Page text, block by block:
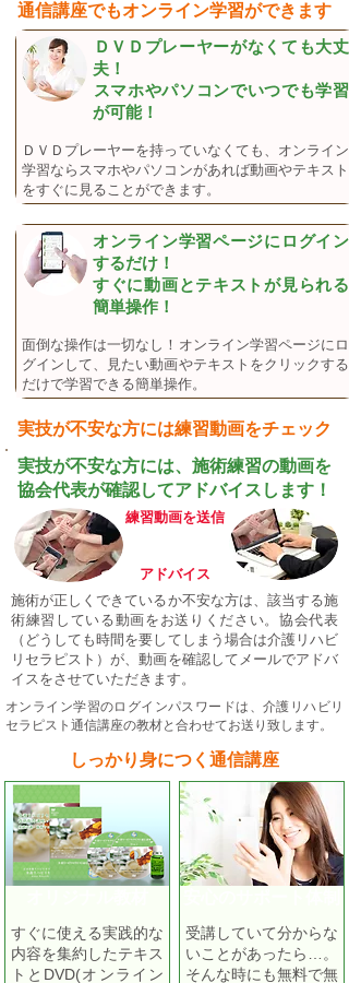
通信講座でもオンライン学習ができます
​ＤＶＤプレーヤーがなくても大丈
夫！
​スマホやパソコンでいつでも学習
が可能！
ＤＶＤプレーヤーを持っていなくても、オンライン
学習ならスマホやパソコンがあれば動画やテキスト
をすぐに見ることができます。
オンライン学習ページにログイン
するだけ！
すぐに動画とテキストが見られる
簡単操作！
面倒な操作は一切なし！オンライン学習ページにロ
グインして、見たい動画やテキストをクリックする
だけで学習できる簡単操作。
実技が不安な方には練習動画をチェック
実技が不安な方には、施術練習の動画を
協会代表が確認してアドバイスします！
施術が正しくできているか不安な方は、該当する施
術練習している動画をお送りください。協会代表
（どうしても時間を要してしまう場合は介護リハビ
リセラピスト）が、動画を確認してメールでアドバ
イスをさせていただきます。
アドバイス
​練習動画を送信
オンライン学習のログインパスワードは、介護リハビリ
セラピスト通信講座の教材と合わせてお送り致します。
しっかり身につく通信講座
すぐに使える実践的な
内容を集約したテキス
トとDVD(オンライン
受講していて分からな
いことがあったら…。
そんな時にも無料で無